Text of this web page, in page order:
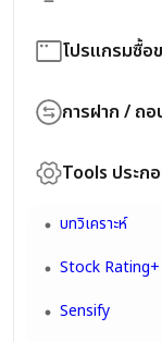
FAQ : Yuanta
ขั้นตอนการขอหน้
คลิปวีดีโอการใช้
คลิปวีดีโอการใช้
หน้าแรก
มือใหม่ เริ่มต้นล
โปรแกรมซื้
YUANTA Radars
Auto Trade
การฝาก / ถ
การฝากเงินผ่าน
Tools ประก
บทวิเคราะห์
Stock Rating+
Sensify